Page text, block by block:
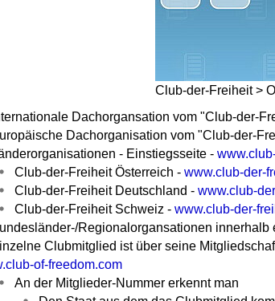
Club-der-Freiheit >
Dachorgansation vom "Club-der-
Dachorganisation vom "Club-der-
- Einstiegsseite -
Club-der-Freiheit Österreich - www.club-der-
Club-der-Freiheit Deutschland - www.club-
Club-der-Freiheit Schweiz - www.club-der-
Regionalorgansationen
Clubmitglied ist über seine
of-freedom.com
An der Mitglieder-Nummer erkennt man